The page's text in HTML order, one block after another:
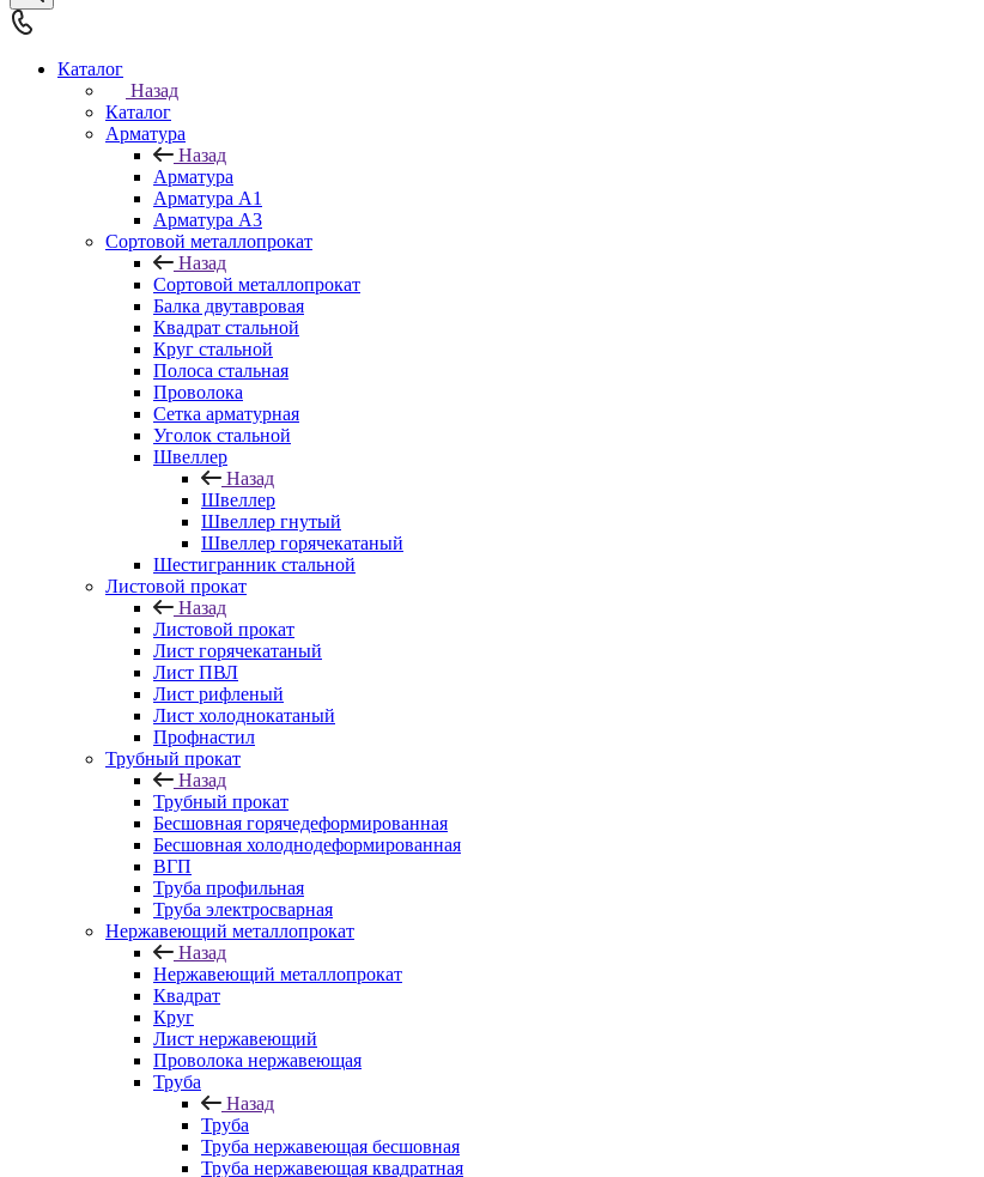
Каталог
Назад
Каталог
Арматура
Назад
Арматура
Арматура A1
Арматура А3
Сортовой металлопрокат
Назад
Сортовой металлопрокат
Балка двутавровая
Квадрат стальной
Круг стальной
Полоса стальная
Проволока
Сетка арматурная
Уголок стальной
Швеллер
Назад
Швеллер
Швеллер гнутый
Швеллер горячекатаный
Шестигранник стальной
Листовой прокат
Назад
Листовой прокат
Лист горячекатаный
Лист ПВЛ
Лист рифленый
Лист холоднокатаный
Профнастил
Трубный прокат
Назад
Трубный прокат
Бесшовная горячедеформированная
Бесшовная холоднодеформированная
ВГП
Труба профильная
Труба электросварная
Нержавеющий металлопрокат
Назад
Нержавеющий металлопрокат
Квадрат
Круг
Лист нержавеющий
Проволока нержавеющая
Труба
Назад
Труба
Труба нержавеющая бесшовная
Труба нержавеющая квадратная